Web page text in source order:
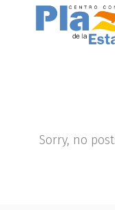
Sorry, no